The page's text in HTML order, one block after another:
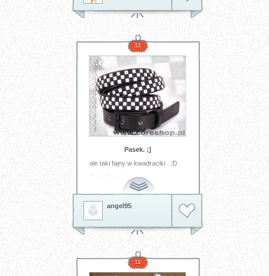
fotografowaniu w trudnych
warunkach oświetleniowych. Ten
tryb firmy Canon optymizuje
zapobiec utracie szczegółów w
jasnych partiach zdjęcia i
jednocześnie zachować detale w
partiach ciemnych. Bardziej
zaawansowani użytkownicy
mogą wybrać tryb manualny.
Canon PowerShot SX20 IS
posiada również wbudowaną
stopkę do podłączenia
opcjonalnych akcesoriów, takich
jak lampy błyskowe Speedlite EX
(270EX, 220EX, 430EX II, 580EX
II), nadajnik zdalnego sterowania
lamp błyskowych Speedlite
dedykowany kabel zdalnego
Shoe Cord OC-E3.
cyfrowy
11
Pasek. ;]
ale taki fajny w kwadraciki . ;D
Pasek
angel95
11